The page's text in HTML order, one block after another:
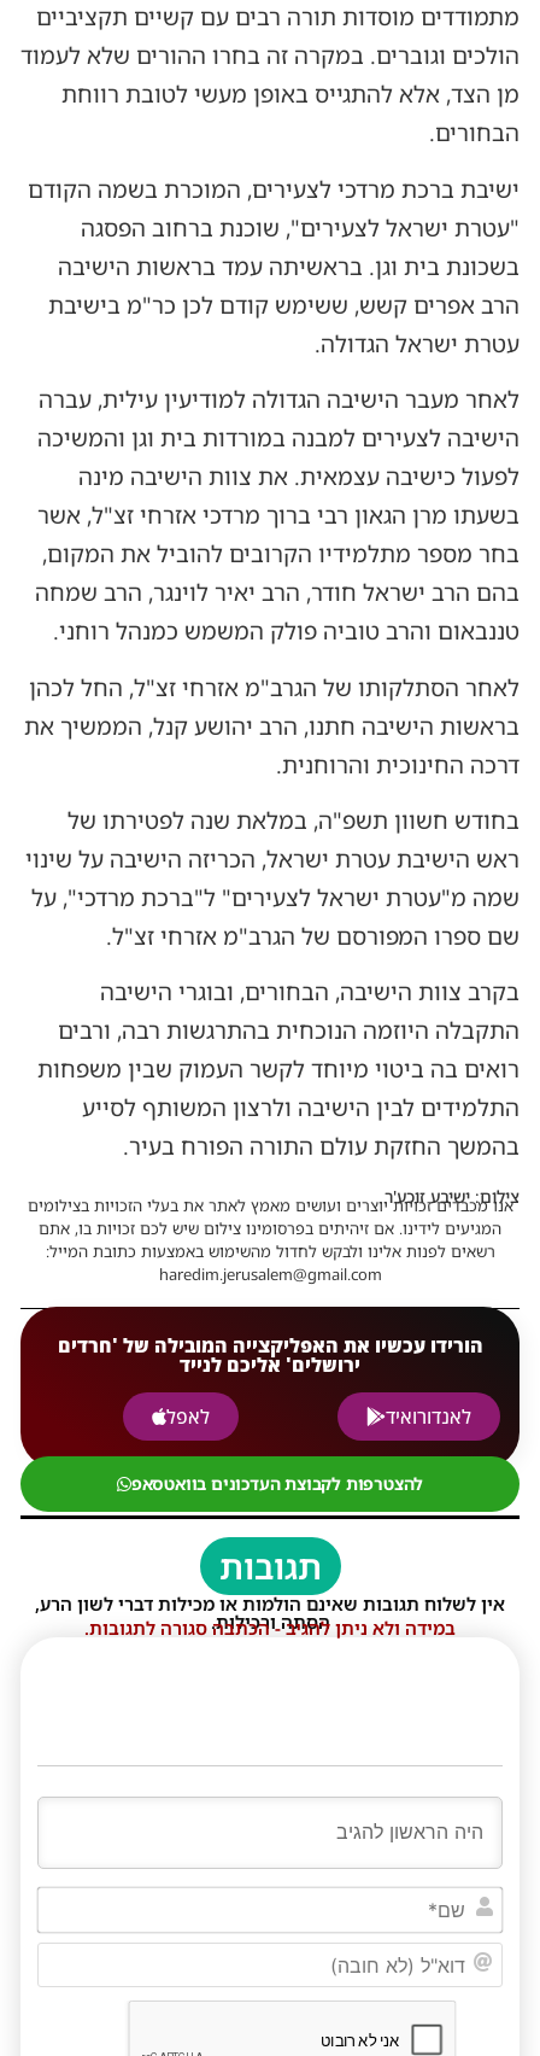
מתמודדים מוסדות תורה רבים עם קשיים תקציביים
הולכים וגוברים. במקרה זה בחרו ההורים שלא לעמוד
מן הצד, אלא להתגייס באופן מעשי לטובת רווחת
הבחורים.
ישיבת ברכת מרדכי לצעירים, המוכרת בשמה הקודם
"עטרת ישראל לצעירים", שוכנת ברחוב הפסגה
בשכונת בית וגן. בראשיתה עמד בראשות הישיבה
הרב אפרים קשש, ששימש קודם לכן כר"מ בישיבת
עטרת ישראל הגדולה.
לאחר מעבר הישיבה הגדולה למודיעין עילית, עברה
הישיבה לצעירים למבנה במורדות בית וגן והמשיכה
לפעול כישיבה עצמאית. את צוות הישיבה מינה
בשעתו מרן הגאון רבי ברוך מרדכי אזרחי זצ"ל, אשר
בחר מספר מתלמידיו הקרובים להוביל את המקום,
בהם הרב ישראל חודר, הרב יאיר לוינגר, הרב שמחה
טננבאום והרב טוביה פולק המשמש כמנהל רוחני.
לאחר הסתלקותו של הגרב"מ אזרחי זצ"ל, החל לכהן
בראשות הישיבה חתנו, הרב יהושע קנל, הממשיך את
דרכה החינוכית והרוחנית.
בחודש חשוון תשפ"ה, במלאת שנה לפטירתו של
ראש הישיבת עטרת ישראל, הכריזה הישיבה על שינוי
שמה מ"עטרת ישראל לצעירים" ל"ברכת מרדכי", על
שם ספרו המפורסם של הגרב"מ אזרחי זצ"ל.
בקרב צוות הישיבה, הבחורים, ובוגרי הישיבה
התקבלה היוזמה הנוכחית בהתרגשות רבה, ורבים
רואים בה ביטוי מיוחד לקשר העמוק שבין משפחות
התלמידים לבין הישיבה ולרצון המשותף לסייע
בהמשך החזקת עולם התורה הפורח בעיר.
צילום: ישיבע זוכע'ר
אנו מכבדים זכויות יוצרים ועושים מאמץ לאתר את בעלי הזכויות בצילומים
המגיעים לידינו. אם זיהיתים בפרסומינו צילום שיש לכם זכויות בו, אתם
רשאים לפנות אלינו ולבקש לחדול מהשימוש באמצעות כתובת המייל:
haredim.jerusalem@gmail.com
הורידו עכשיו את האפליקצייה המובילה של 'חרדים
ירושלים' אליכם לנייד
לאנדורואיד
לאפל
להצטרפות לקבוצת העדכונים בוואטסאפ
תגובות
אין לשלוח תגובות שאינם הולמות או מכילות דברי לשון הרע,
הסתה ורכילות.
במידה ולא ניתן להגיב - הכתבה סגורה לתגובות.